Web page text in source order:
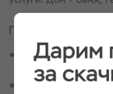
Программа
Знакомство с
квадроцикла и
Инструктаж по